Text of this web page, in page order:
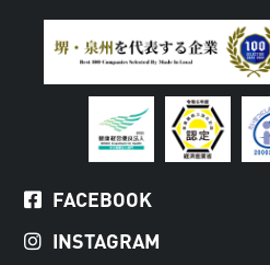
FACEBOOK
INSTAGRAM